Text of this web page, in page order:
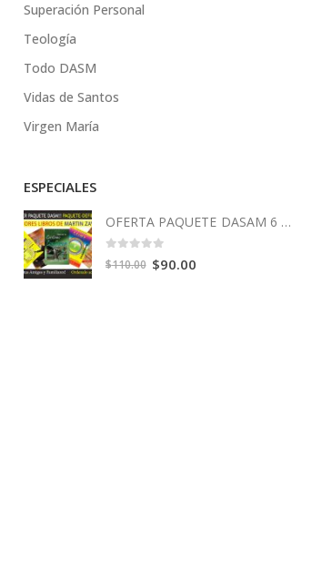
Superación Personal
Teología
Todo DASM
Vidas de Santos
Virgen María
ESPECIALES
OFERTA PAQUETE DASAM 6 Libros
0 out of 5
$110.00 Original
$90.00Current